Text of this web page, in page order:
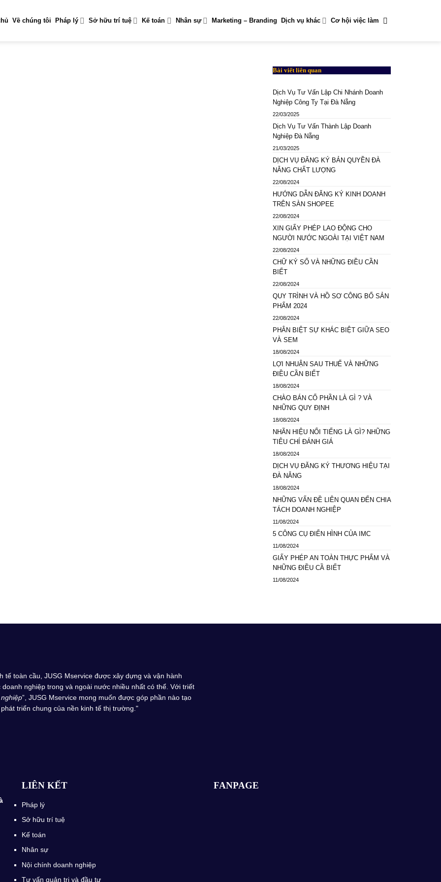
Về chúng tôi Pháp lý Sở hữu trí tuệ Kế toán Nhân sự Marketing – Branding Dịch vụ khác Cơ hội việc làm
Bài viết liên quan
Dịch Vụ Tư Vấn Lập Chi Nhánh Doanh
Nghiệp Công Ty Tại Đà Nẵng
22/03/2025
Dịch Vụ Tư Vấn Thành Lập Doanh
Nghiệp Đà Nẵng
21/03/2025
DỊCH VỤ ĐĂNG KÝ BẢN QUYỀN ĐÀ
NẴNG CHẤT LƯỢNG
22/08/2024
HƯỚNG DẪN ĐĂNG KÝ KINH DOANH
TRÊN SÀN SHOPEE
22/08/2024
XIN GIẤY PHÉP LAO ĐỘNG CHO
NGƯỜI NƯỚC NGOÀI TẠI VIỆT NAM
22/08/2024
CHỮ KÝ SỐ VÀ NHỮNG ĐIỀU CẦN
BIẾT
22/08/2024
QUY TRÌNH VÀ HỒ SƠ CÔNG BỐ SẢN
PHẨM 2024
22/08/2024
PHÂN BIỆT SỰ KHÁC BIỆT GIỮA SEO
VÀ SEM
18/08/2024
LỢI NHUẬN SAU THUẾ VÀ NHỮNG
ĐIỀU CẦN BIẾT
18/08/2024
CHÀO BÁN CỔ PHẦN LÀ GÌ ? VÀ
NHỮNG QUY ĐỊNH
18/08/2024
NHÃN HIỆU NỔI TIẾNG LÀ GÌ? NHỮNG
TIÊU CHÍ ĐÁNH GIÁ
18/08/2024
DỊCH VỤ ĐĂNG KÝ THƯƠNG HIỆU TẠI
ĐÀ NẴNG
18/08/2024
NHỮNG VẤN ĐỀ LIÊN QUAN ĐẾN CHIA
TÁCH DOANH NGHIỆP
11/08/2024
5 CÔNG CỤ ĐIỂN HÌNH CỦA IMC
11/08/2024
GIẤY PHÉP AN TOÀN THỰC PHẨM VÀ
NHỮNG ĐIỀU CẦ BIẾT
11/08/2024
toàn cầu, JUSG Mservice được xây dựng và vận hành
nghiệp trong và ngoài nước nhiều nhất có thể. Với triết
”, JUSG Mservice mong muốn được góp phần nào tạo
triển chung của nền kinh tế thị trường."
LIÊN KẾT
Pháp lý
Sở hữu trí tuệ
Kế toán
Nhân sự
Nội chính doanh nghiệp
Tư vấn quản trị và đầu tư
FANPAGE